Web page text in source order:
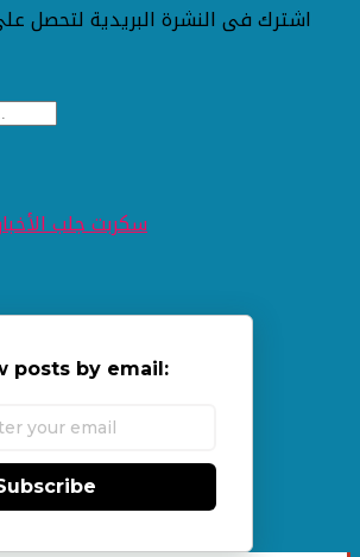
اشترك فى النشرة البريدية لتحصل
posts by email: